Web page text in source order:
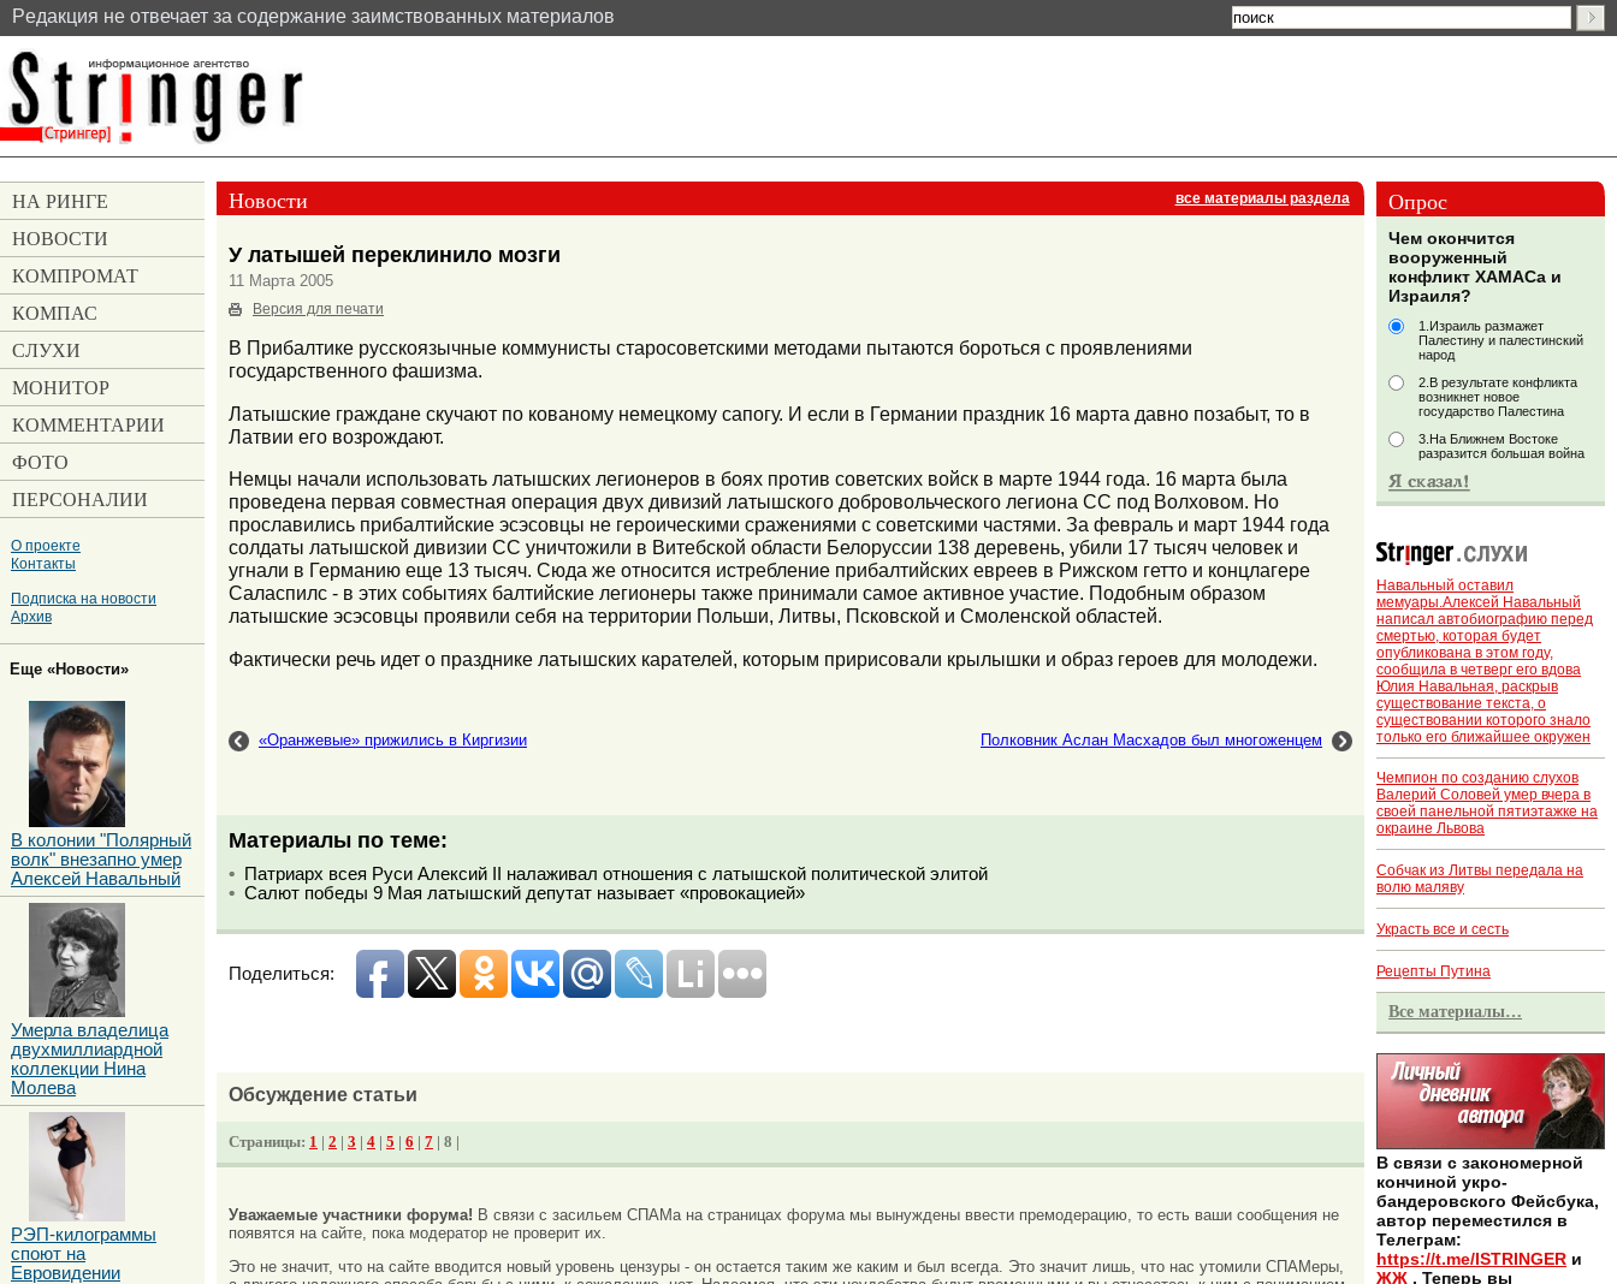
Pедакция не отвечает за содержание заимствованных материалов
Новости все материалы раздела
У латышей переклинило мозги
11 Марта 2005
Версия для печати
В Прибалтике русскоязычные коммунисты старосоветскими методами пытаются бороться с проявлениями
государственного фашизма.
Латышские граждане скучают по кованому немецкому сапогу. И если в Германии праздник 16 марта давно позабыт, то в
Латвии его возрождают.
Немцы начали использовать латышских легионеров в боях против советских войск в марте 1944 года. 16 марта была
проведена первая совместная операция двух дивизий латышского добровольческого легиона СС под Волховом. Но
прославились прибалтийские эсэсовцы не героическими сражениями с советскими частями. За февраль и март 1944 года
солдаты латышской дивизии СС уничтожили в Витебской области Белоруссии 138 деревень, убили 17 тысяч человек и
угнали в Германию еще 13 тысяч. Сюда же относится истребление прибалтийских евреев в Рижском гетто и концлагере
Саласпилс - в этих событиях балтийские легионеры также принимали самое активное участие. Подобным образом
латышские эсэсовцы проявили себя на территории Польши, Литвы, Псковской и Смоленской областей.
Фактически речь идет о празднике латышских карателей, которым пририсовали крылышки и образ героев для молодежи.
«Оранжевые» прижились в Киргизии Полковник Аслан Масхадов был многоженцем
Материалы по теме:
Патриарх всея Руси Алексий II налаживал отношения с латышской политической элитой
Салют победы 9 Мая латышский депутат называет «провокацией»
Поделиться:
Обсуждение статьи
Страницы: 1 | 2 | 3 | 4 | 5 | 6 | 7 | 8 |
Уважаемые участники форума! В связи с засильем СПАМа на страницах форума мы вынуждены ввести премодерацию, то есть ваши сообщения не
появятся на сайте, пока модератор не проверит их.
Это не значит, что на сайте вводится новый уровень цензуры - он остается таким же каким и был всегда. Это значит лишь, что нас утомили СПАМеры,
Опрос
Чем окончится
вооруженный
конфликт ХАМАСа и
Израиля?
1.Израиль размажет
Палестину и палестинский
народ
2.В результате конфликта
возникнет новое
государство Палестина
3.На Ближнем Востоке
разразится большая война
Навальный оставил
мемуары.Алексей Навальный
написал автобиографию перед
смертью, которая будет
опубликована в этом году,
сообщила в четверг его вдова
Юлия Навальная, раскрыв
существование текста, о
существовании которого знало
только его ближайшее окружен
Чемпион по созданию слухов
Валерий Соловей умер вчера в
своей панельной пятиэтажке на
окраине Львова
Собчак из Литвы передала на
волю маляву
Украсть все и сесть
Рецепты Путина
Все материалы…
В связи с закономерной
кончиной укро-
бандеровского Фейсбука,
автор переместился в
Телеграм:
https://t.me/ISTRINGER и
ЖЖ . Теперь вы
НА РИНГЕ
НОВОСТИ
КОМПРОМАТ
КОМПАС
СЛУХИ
МОНИТОР
КОММЕНТАРИИ
ФОТО
ПЕРСОНАЛИИ
О проекте
Контакты
Подписка на новости
Архив
Еще «Новости»
В колонии "Полярный
волк" внезапно умер
Алексей Навальный
Умерла владелица
двухмиллиардной
коллекции Нина
Молева
РЭП-килограммы
споют на
Евровидении